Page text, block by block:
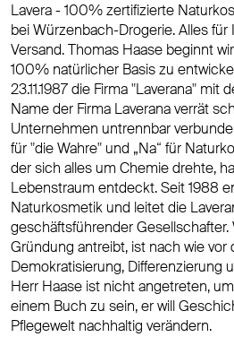
Lavera - 100% zertifizierte
bei Würzenbach-Drogerie. Alles
Versand. Thomas Haase beginnt
100% natürlicher Basis zu
23.11.1987 die Firma "Laverana" mit
Name der Firma Laverana verrät
Unternehmen untrennbar
für "die Wahre" und „Na“ für
der sich alles um Chemie drehte,
Lebenstraum entdeckt. Seit 1988
Naturkosmetik und leitet die
geschäftsführender Gesellschafter.
Gründung antreibt, ist nach wie vor
Demokratisierung, Differenzierung
Herr Haase ist nicht angetreten,
einem Buch zu sein, er will
Pflegewelt nachhaltig verändern.